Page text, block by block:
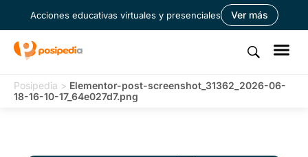
Acciones educativas virtuales y presenciales Ver más
Posipedia > Elementor-post-screenshot_31362_2026-06-
18-16-10-17_64e027d7.png